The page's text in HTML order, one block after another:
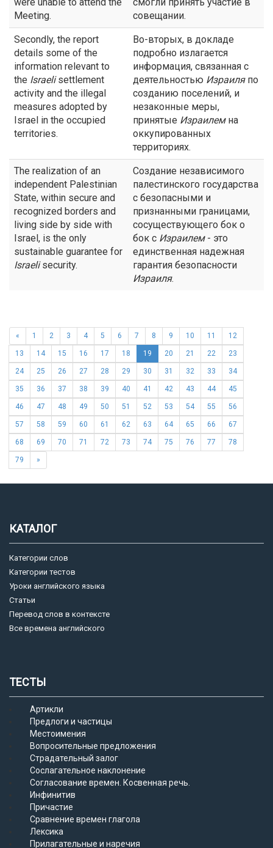
Meeting.
совещании.
Secondly, the report
details some of the
information relevant to
the Israelisettlement
activity and the illegal
measures adopted by
Israel in the occupied
territories.
Во-вторых, в докладе
подробно излагается
информация, связанная с
деятельностью Израиляпо
созданию поселений, и
незаконные меры,
принятые Израилемна
оккупированных
территориях.
The realization of an
independent Palestinian
State, within secure and
recognized borders and
living side by side with
Israel, is the only
sustainable guarantee for
Israelisecurity.
Создание независимого
палестинского государства
с безопасными и
признанными границами,
сосуществующего бок о
бок с Израилем- это
единственная надежная
гарантия безопасности
Израиля.
« 1 2 3 4 5 6 7 8 9 10 11 12
13 14 15 16 17 18 19 20 21 22 23
24 25 26 27 28 29 30 31 32 33 34
35 36 37 38 39 40 41 42 43 44 45
46 47 48 49 50 51 52 53 54 55 56
57 58 59 60 61 62 63 64 65 66 67
68 69 70 71 72 73 74 75 76 77 78
79 »
КАТАЛОГ
Категории слов
Категории тестов
Уроки английского языка
Статьи
Перевод слов в контексте
Все времена английского
ТЕСТЫ
Артикли
Предлоги и частицы
Местоимения
Вопросительные предложения
Страдательный залог
Сослагательное наклонение
Согласование времен. Косвенная речь.
Инфинитив
Причастие
Сравнение времен глагола
Лексика
Прилагательные и наречия